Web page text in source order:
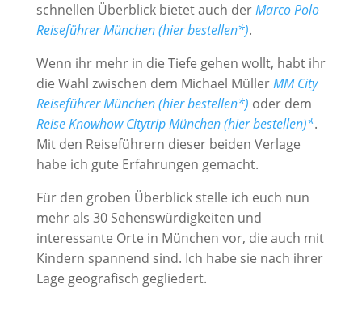
schnellen Überblick bietet auch derMarco Polo
Reiseführer München (hier bestellen*).
Wenn ihr mehr in die Tiefe gehen wollt, habt ihr
die Wahl zwischen dem Michael MüllerMM City
Reiseführer München (hier bestellen*) oder dem
Reise Knowhow Citytrip München (hier bestellen)*.
Mit den Reiseführern dieser beiden Verlage
habe ich gute Erfahrungen gemacht.
Für den groben Überblick stelle ich euch nun
mehr als 30 Sehenswürdigkeiten und
interessante Orte in München vor, die auch mit
Kindern spannend sind. Ich habe sie nach ihrer
Lage geografisch gegliedert.